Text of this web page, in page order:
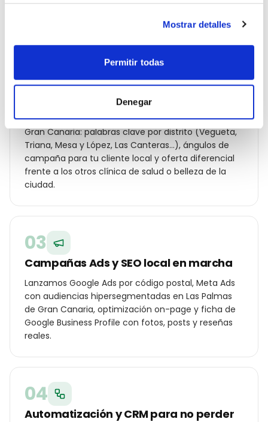
Mostrar detalles
Permitir todas
Denegar
Vegueta. Te entregamos un diagnóstico con lo que
cuesta cada lead hoy y a cuánto debería estar.
02
Estrategia geolocalizada por barrio
Construimos un plan específico para Las Palmas de
Gran Canaria: palabras clave por distrito (Vegueta,
Triana, Mesa y López, Las Canteras…), ángulos de
campaña para tu cliente local y oferta diferencial
frente a los otros clínica de salud o belleza de la
ciudad.
03
Campañas Ads y SEO local en marcha
Lanzamos Google Ads por código postal, Meta Ads
con audiencias hipersegmentadas en Las Palmas
de Gran Canaria, optimización on-page y ficha de
Google Business Profile con fotos, posts y reseñas
reales.
04
Automatización y CRM para no perder